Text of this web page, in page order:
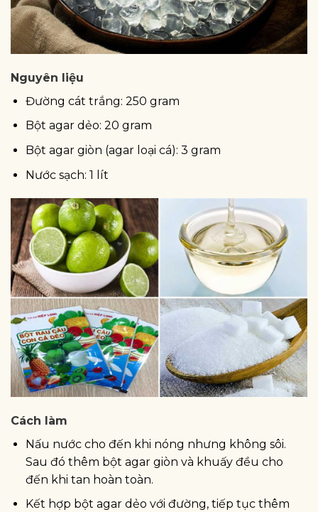
Nguyên liệu
Đường cát trắng: 250 gram
Bột agar dẻo: 20 gram
Bột agar giòn (agar loại cá): 3 gram
Nước sạch: 1 lít
Cách làm
Nấu nước cho đến khi nóng nhưng không sôi.
Sau đó thêm bột agar giòn và khuấy đều cho
đến khi tan hoàn toàn.
Kết hợp bột agar dẻo với đường, tiếp tục thêm